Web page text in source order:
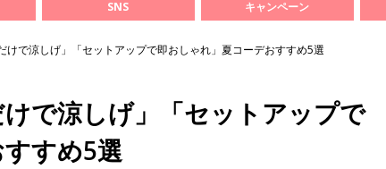
SNS キャンペーン
けで涼しげ」「セットアップで即おしゃれ」夏コーデおすすめ5選
で涼しげ」「セットアップで
すめ5選